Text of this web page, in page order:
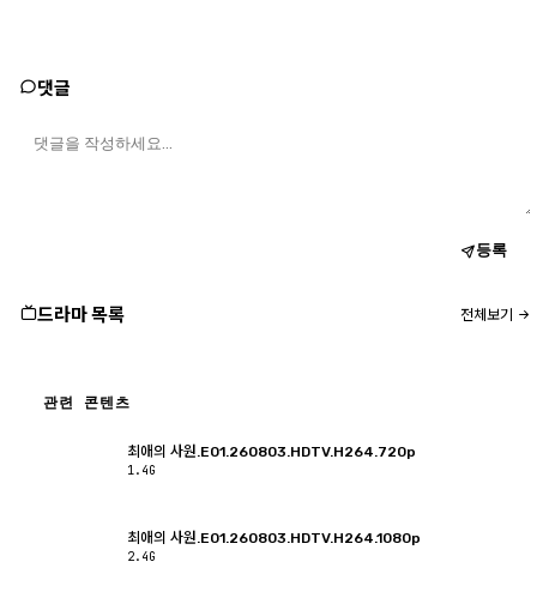
댓글
등록
드라마 목록 전체보기
관련 콘텐츠
최애의 사원.E01.260803.HDTV.H264.720p
1.4G
최애의 사원.E01.260803.HDTV.H264.1080p
2.4G